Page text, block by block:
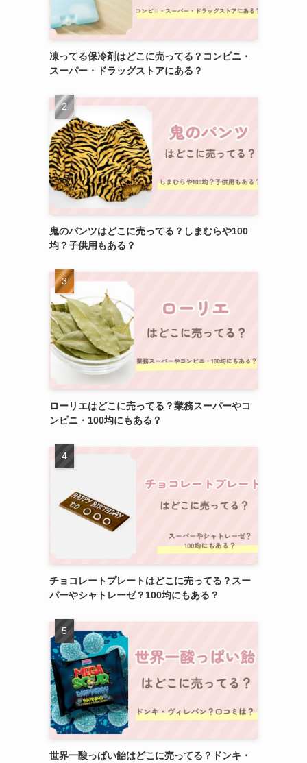
凍ってる保冷剤はどこに売ってる？コンビニ・
スーパー・ドラッグストアにある？
鬼のパンツはどこに売ってる？しまむらや100
均？子供用もある？
ローリエはどこに売ってる？業務スーパーやコ
ンビニ・100均にもある？
チョコレートプレートはどこに売ってる？スー
パーやシャトレーゼ？100均にもある？
世界一酸っぱい飴はどこに売ってる？ドンキ・